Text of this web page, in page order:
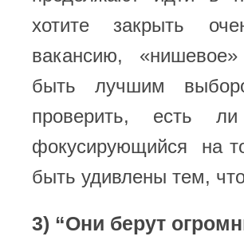
хотите закрыть
вакансию,
быть лучшим
проверить, есть
фокусирующийся на
быть удивлены тем,
3) “Они берут